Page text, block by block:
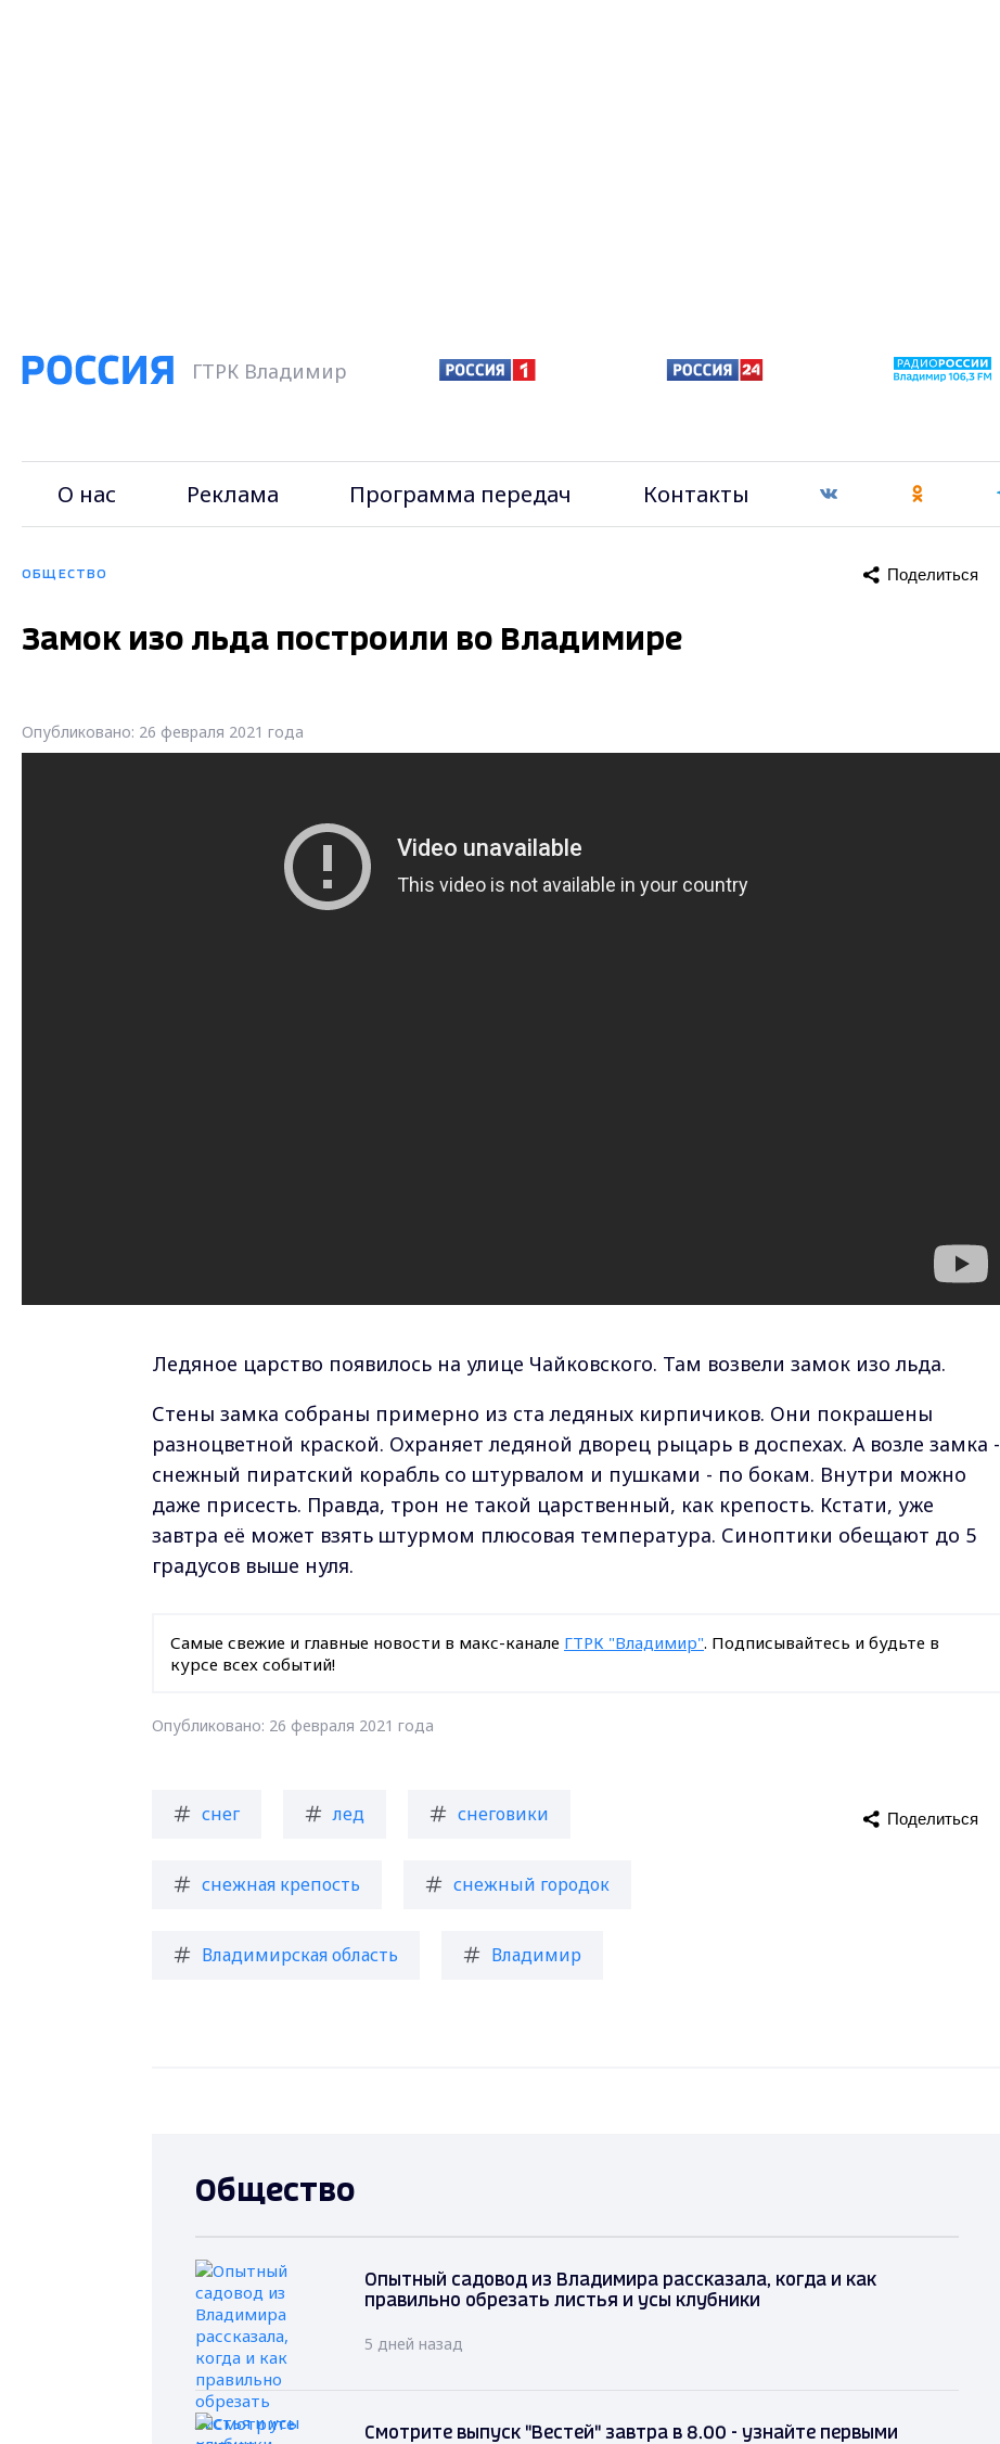
ГТРК Владимир
О нас Реклама Программа передач Контакты
ОБЩЕСТВО Поделиться
Замок изо льда построили во Владимире
Опубликовано: 26 февраля 2021 года
Ледяное царство появилось на улице Чайковского. Там возвели замок изо льда.
Стены замка собраны примерно из ста ледяных кирпичиков. Они покрашены
разноцветной краской. Охраняет ледяной дворец рыцарь в доспехах. А возле замка -
снежный пиратский корабль со штурвалом и пушками - по бокам. Внутри можно
даже присесть. Правда, трон не такой царственный, как крепость. Кстати, уже
завтра её может взять штурмом плюсовая температура. Синоптики обещают до 5
градусов выше нуля.
Самые свежие и главные новости в макс-канале ГТРК "Владимир". Подписывайтесь и будьте в
курсе всех событий!
Опубликовано: 26 февраля 2021 года
снег лед снеговики
снежная крепость снежный городок
Владимирская область Владимир
Поделиться
Общество
Опытный садовод из Владимира рассказала, когда и как
правильно обрезать листья и усы клубники
5 дней назад
Смотрите выпуск "Вестей" завтра в 8.00 - узнайте первыми